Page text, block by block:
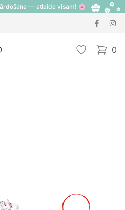
— atlaide visam! 🌸
Vēlmju 0
items